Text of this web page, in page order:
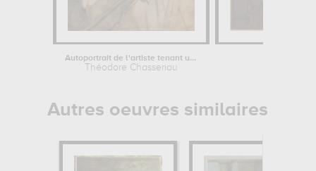
Autoportrait de l'artiste tenant une...
Théodore Chasseriau
Autres oeuvres similaires